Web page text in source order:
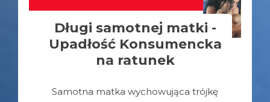
Długi samotnej matki -
Upadłość Konsumencka
na ratunek
Samotna matka wychowująca trójkę